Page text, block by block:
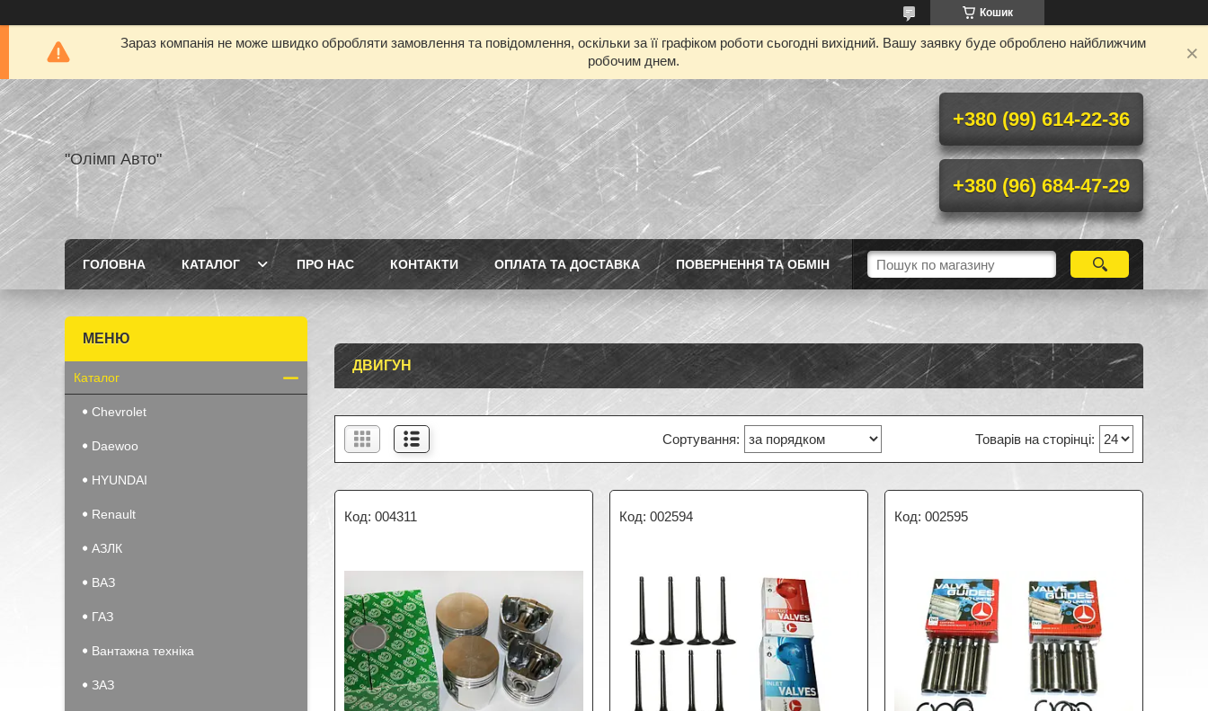
Кошик
Зараз компанія не може швидко обробляти замовлення та повідомлення, оскільки за її графіком роботи сьогодні вихідний. Вашу заявку буде оброблено найближчим
робочим днем.
"Олімп Авто"
+380 (99) 614-22-36
+380 (96) 684-47-29
ГОЛОВНА КАТАЛОГ ПРО НАС КОНТАКТИ ОПЛАТА ТА ДОСТАВКА ПОВЕРНЕННЯ ТА ОБМІН
ДВИГУН
004311 002594 002595
Каталог
Chevrolet
Daewoo
HYUNDAI
Renault
АЗЛК
ВАЗ
ГАЗ
Вантажна техніка
ЗАЗ